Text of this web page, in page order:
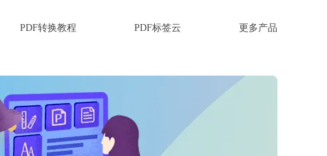
PDF转换教程 PDF标签云 更多产品